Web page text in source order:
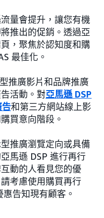
量會提升，讓您有機
推出的促銷。透過亞
，聚焦於認知度和購
最佳化。
推廣影片和品牌推廣
活動。對亞馬遜 DSP
和第三方網站線上影
買意向階段。
推廣瀏覽定向或具備
馬遜 DSP 進行再行
動的人看見您的優
考慮使用購買再行
告知現有顧客。